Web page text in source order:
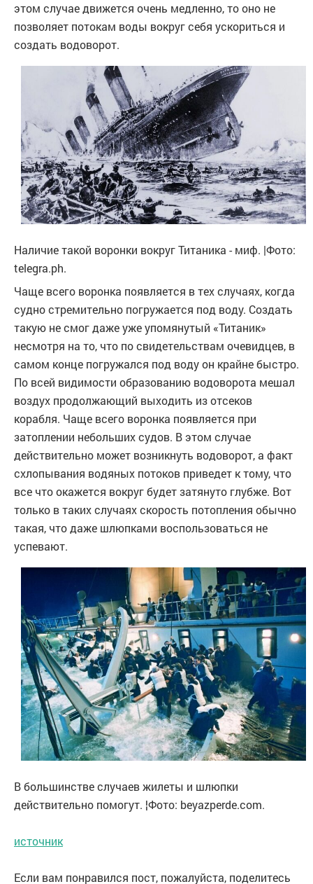
этом случае движется очень медленно, то оно не
позволяет потокам воды вокруг себя ускориться и
создать водоворот.
Наличие такой воронки вокруг Титаника - миф. |Фото:
telegra.ph.
Чаще всего воронка появляется в тех случаях, когда
судно стремительно погружается под воду. Создать
такую не смог даже уже упомянутый «Титаник»
несмотря на то, что по свидетельствам очевидцев, в
самом конце погружался под воду он крайне быстро.
По всей видимости образованию водоворота мешал
воздух продолжающий выходить из отсеков
корабля. Чаще всего воронка появляется при
затоплении небольших судов. В этом случае
действительно может возникнуть водоворот, а факт
схлопывания водяных потоков приведет к тому, что
все что окажется вокруг будет затянуто глубже. Вот
только в таких случаях скорость потопления обычно
такая, что даже шлюпками воспользоваться не
успевают.
В большинстве случаев жилеты и шлюпки
действительно помогут. ¦Фото: beyazperde.com.
источник
Если вам понравился пост, пожалуйста, поделитесь